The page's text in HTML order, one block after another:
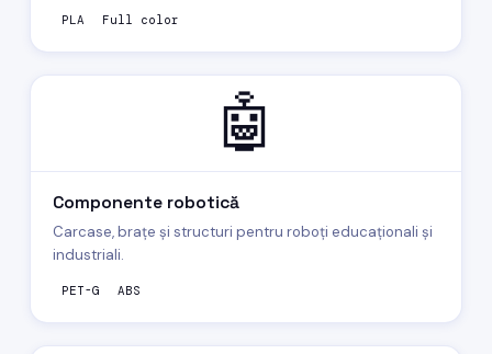
PLA Full color
🤖
Componente robotică
Carcase, brațe și structuri pentru roboți educaționali și
industriali.
PET-G ABS